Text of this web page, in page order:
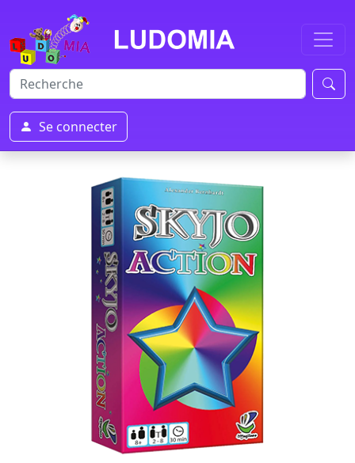
Se connecter